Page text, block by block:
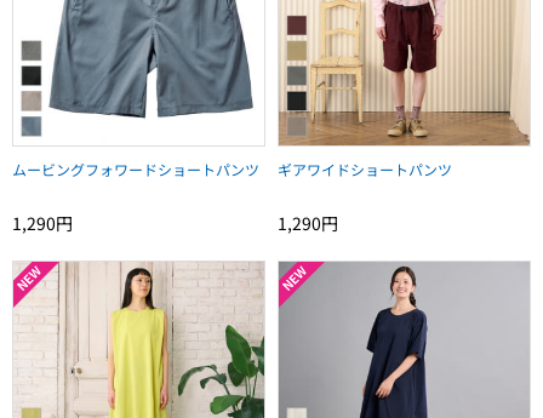
ムービングフォワードショートパンツ
1,290円
ギアワイドショートパンツ
1,290円